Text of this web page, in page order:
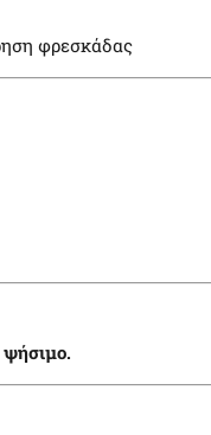
φρεσκάδας
ψήσιμο.